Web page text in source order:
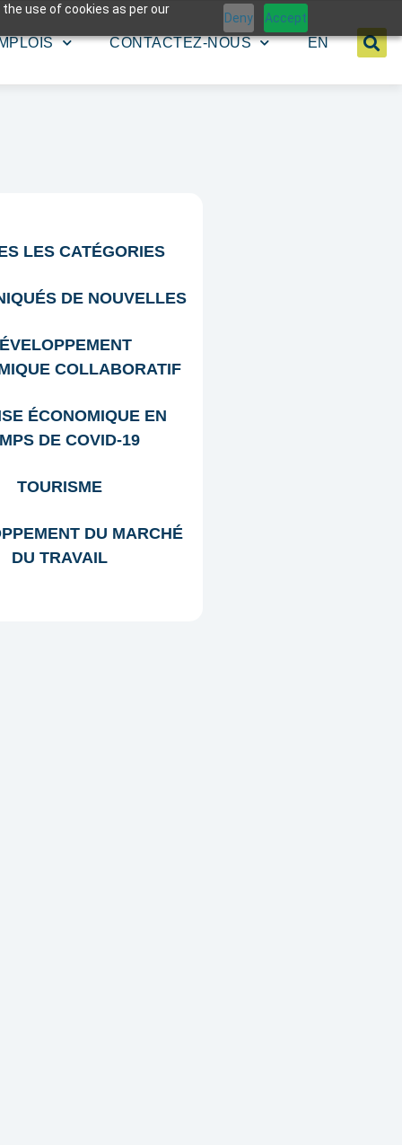
use of cookies as per our
Deny Accept
CONTACTEZ-NOUS EN
LES CATÉGORIES
DE NOUVELLES
COLLABORATIF
ÉCONOMIQUE EN
DE COVID-19
TOURISME
DU MARCHÉ
DU TRAVAIL